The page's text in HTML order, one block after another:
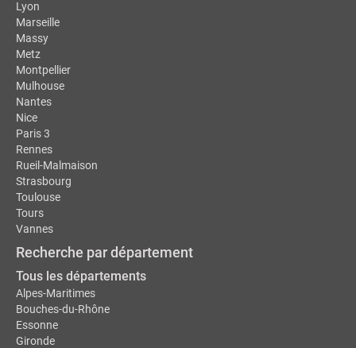
Lyon
Marseille
Massy
Metz
Montpellier
Mulhouse
Nantes
Nice
Paris 3
Rennes
Rueil-Malmaison
Strasbourg
Toulouse
Tours
Vannes
Recherche par département
Tous les départements
Alpes-Maritimes
Bouches-du-Rhône
Essonne
Gironde